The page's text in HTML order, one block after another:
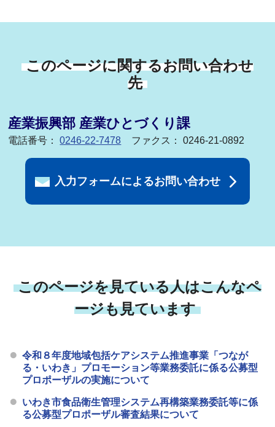
このページに関するお問い合わせ
先
産業振興部 産業ひとづくり課
電話番号：0246-22-7478 ファクス： 0246-21-0892
入力フォームによるお問い合わせ
このページを見ている人はこんなペ
ージも見ています
令和８年度地域包括ケアシステム推進事業「つなが
る・いわき」プロモーション等業務委託に係る公募型
プロポーザルの実施について
いわき市食品衛生管理システム再構築業務委託等に係
る公募型プロポーザル審査結果について